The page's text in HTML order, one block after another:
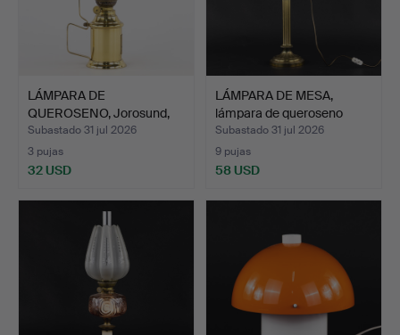
LÁMPARA DE
QUEROSENO, Jorosund,
latón y cr…
Subastado 31 jul 2026
3 pujas
32 USD
LÁMPARA DE MESA,
lámpara de queroseno
elec…
Subastado 31 jul 2026
9 pujas
58 USD